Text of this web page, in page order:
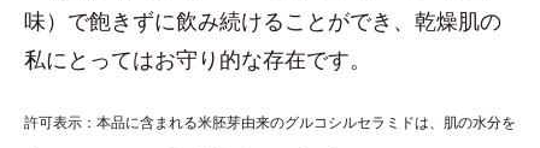
味）で飽きずに飲み続けることができ、乾燥肌の
私にとってはお守り的な存在です。
許可表示：本品に含まれる米胚芽由来のグルコシルセラミドは、肌の水分を